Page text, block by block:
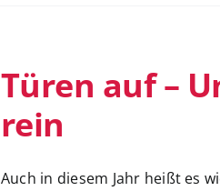
Türen auf –
rein
Auch in diesem Jahr heißt es